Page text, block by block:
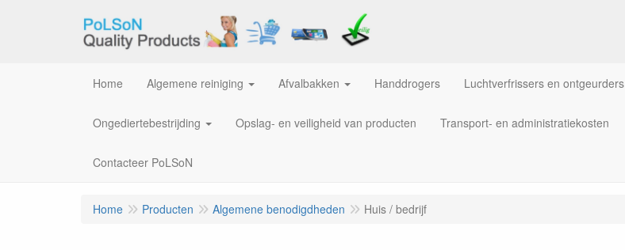
Home Algemene reiniging Afvalbakken Handdrogers Luchtverfrissers en ontgeurders
Ongediertebestrijding Opslag- en veiligheid van producten Transport- en administratiekosten
Contacteer PoLSoN
Home Producten Algemene benodigdheden Huis / bedrijf